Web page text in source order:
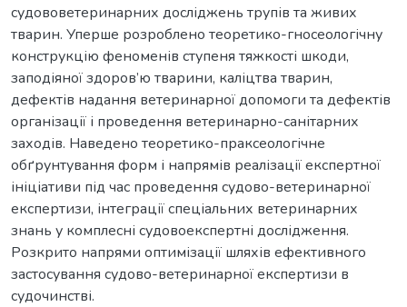
судововетеринарних досліджень трупів та живих
тварин. Уперше розроблено теоретико-гносеологічну
конструкцію феноменів ступеня тяжкості шкоди,
заподіяної здоров’ю тварини, каліцтва тварин,
дефектів надання ветеринарної допомоги та дефектів
організації і проведення ветеринарно-санітарних
заходів. Наведено теоретико-праксеологічне
обґрунтування форм і напрямів реалізації експертної
ініціативи під час проведення судово-ветеринарної
експертизи, інтеграції спеціальних ветеринарних
знань у комплесні судовоекспертні дослідження.
Розкрито напрями оптимізації шляхів ефективного
застосування судово-ветеринарної експертизи в
судочинстві.